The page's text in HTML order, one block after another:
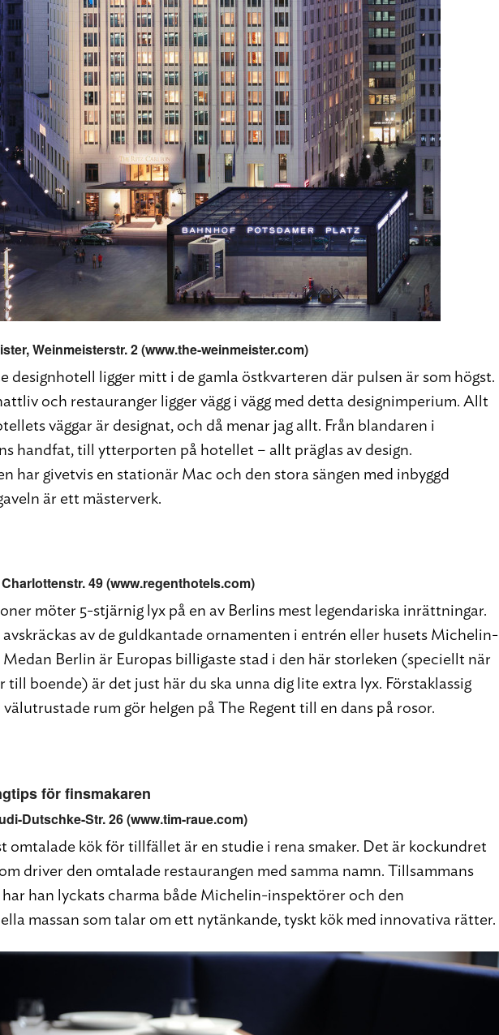
, Weinmeisterstr. 2 (www.the-weinmeister.com)
designhotell ligger mitt i de gamla östkvarteren där pulsen är som högst.
och restauranger ligger vägg i vägg med detta designimperium. Allt
väggar är designat, och då menar jag allt. Från blandaren i
handfat, till ytterporten på hotellet – allt präglas av design.
har givetvis en stationär Mac och den stora sängen med inbyggd
är ett mästerverk.
Charlottenstr. 49 (www.regenthotels.com)
möter 5-stjärnig lyx på en av Berlins mest legendariska inrättningar.
avskräckas av de guldkantade ornamenten i entrén eller husets Michelin-
Medan Berlin är Europas billigaste stad i den här storleken (speciellt när
till boende) är det just här du ska unna dig lite extra lyx. Förstaklassig
rum gör helgen på The Regent till en dans på rosor.
för finsmakaren
Dutschke-Str. 26 (www.tim-raue.com)
omtalade kök för tillfället är en studie i rena smaker. Det är kockundret
driver den omtalade restaurangen med samma namn. Tillsammans
har han lyckats charma både Michelin-inspektörer och den
massan som talar om ett nytänkande, tyskt kök med innovativa rätter.